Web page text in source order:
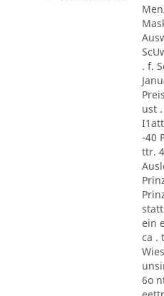
. f.
ust
-40
ttr.
ein
ca .
6o